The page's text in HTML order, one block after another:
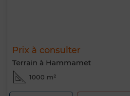
Prix à consulter
Terrain à Hammamet
1000 m²